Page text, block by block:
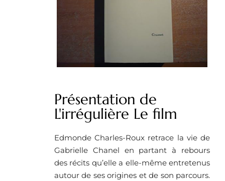
Présentation de
L'irrégulière Le film
Edmonde Charles-Roux retrace la vie de
Gabrielle Chanel en partant à rebours
des récits qu’elle a elle-même entretenus
autour de ses origines et de son parcours.